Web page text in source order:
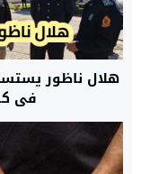
هلال ناظور
في